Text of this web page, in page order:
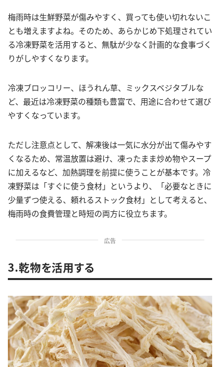
梅雨時は生鮮野菜が傷みやすく、買っても使い切れないこ
とも増えますよね。そのため、あらかじめ下処理されてい
る冷凍野菜を活用すると、無駄が少なく計画的な食事づく
りがしやすくなります。
冷凍ブロッコリー、ほうれん草、ミックスベジタブルな
ど、最近は冷凍野菜の種類も豊富で、用途に合わせて選び
やすくなっています。
ただし注意点として、解凍後は一気に水分が出て傷みやす
くなるため、常温放置は避け、凍ったまま炒め物やスープ
に加えるなど、加熱調理を前提に使うことが基本です。冷
凍野菜は「すぐに使う食材」というより、「必要なときに
少量ずつ使える、頼れるストック食材」として考えると、
梅雨時の食費管理と時短の両方に役立ちます。
広告
3.乾物を活用する